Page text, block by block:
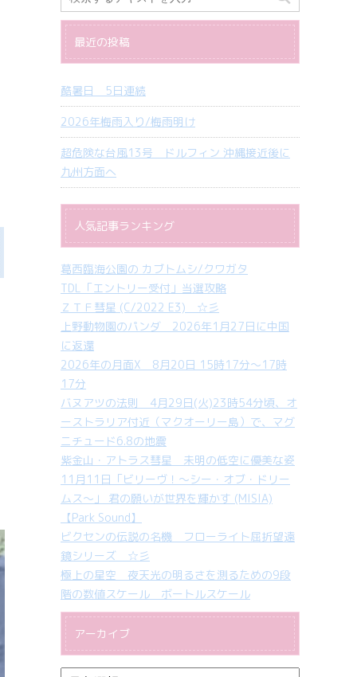
最近の投稿
酷暑日 5日連続
2026年梅雨入り/梅雨明け
超危険な台風13号 ドルフィン 沖縄接近後に
九州方面へ
人気記事ランキング
葛西臨海公園の カブトムシ/クワガタ
TDL「エントリー受付」当選攻略
ＺＴＦ彗星 (C/2022 E3) ☆彡
上野動物園のパンダ 2026年1月27日に中国
に返還
2026年の月面X 8月20日 15時17分～17時
17分
バヌアツの法則 4月29日(火)23時54分頃、オ
ーストラリア付近（マクオーリー島）で、マグ
ニチュード6.8の地震
紫金山・アトラス彗星 未明の低空に優美な姿
11月11日「ビリーヴ！～シー・オブ・ドリー
ムス～」 君の願いが世界を輝かす (MISIA)
【Park Sound】
ビクセンの伝説の名機 フローライト屈折望遠
鏡シリーズ ☆彡
極上の星空 夜天光の明るさを測るための9段
階の数値スケール ボートルスケール
アーカイブ